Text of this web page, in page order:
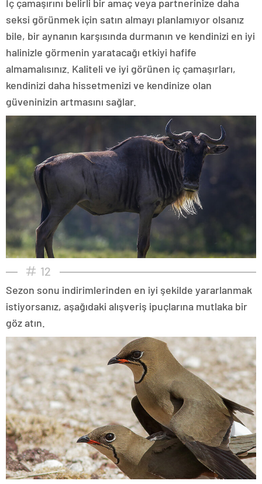
İç çamaşırını belirli bir amaç veya partnerinize daha
seksi görünmek için satın almayı planlamıyor olsanız
bile, bir aynanın karşısında durmanın ve kendinizi en iyi
halinizle görmenin yaratacağı etkiyi hafife
almamalısınız. Kaliteli ve iyi görünen iç çamaşırları,
kendinizi daha hissetmenizi ve kendinize olan
güveninizin artmasını sağlar.
12
Sezon sonu indirimlerinden en iyi şekilde yararlanmak
istiyorsanız, aşağıdaki alışveriş ipuçlarına mutlaka bir
göz atın.